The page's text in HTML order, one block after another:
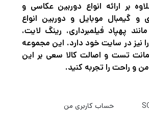
بر ارائه انواع دوربین عکاسی و
و گیمبال موبایل و دوربین انواع
پهپاد فیلمبرداری، رینگ لایت،
را نیز در سایت خود دارد. این مجموعه
تست و اصالت کالا سعی بر این
و راحت را تجربه کنید.
حساب کاربری من